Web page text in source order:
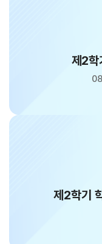
제2
제2학기